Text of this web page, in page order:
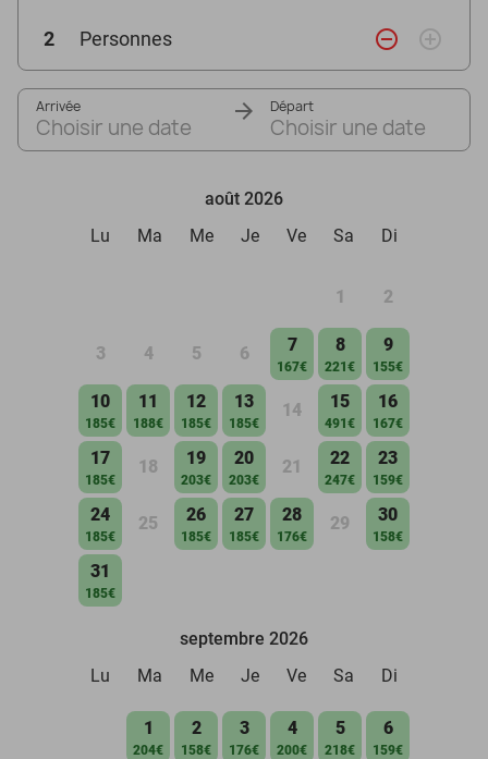
2 Personnes remove_circle_outline add_circle_outline
Arrivée
Choisir une date
Départ
Choisir une date
août 2026
Lu
Ma Me Je Ve Sa Di
1 2
3 4 5 6 7
167€
8
221€
9
155€
10
185€
11
188€
12
185€
13
185€
14 15
491€
16
167€
17
185€
18 19
203€
20
203€
21 22
247€
23
159€
24
185€
25 26
185€
27
185€
28
176€
29 30
158€
31
185€
septembre 2026
Lu
Ma Me Je Ve Sa Di
1
204€
2
158€
3
176€
4
200€
5
218€
6
159€